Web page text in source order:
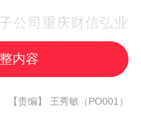
公司重庆财信弘业
简称“财信弘业公
保证人的电子商业
内容
【责编】 王秀敏（PO001）